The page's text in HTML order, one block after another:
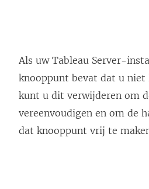
Als uw Tableau Server-
knooppunt bevat dat u niet
kunt u dit verwijderen om
vereenvoudigen en om de
dat knooppunt vrij te